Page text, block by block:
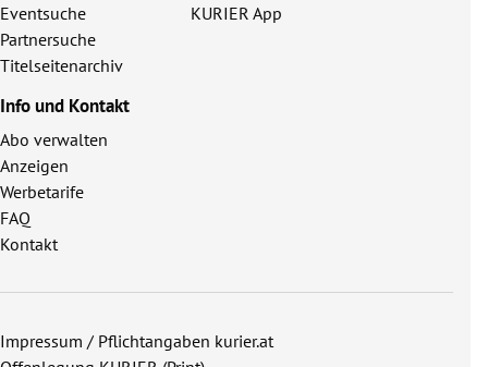
Eventsuche
Partnersuche
Titelseitenarchiv
KURIER App
Info und Kontakt
Abo verwalten
Anzeigen
Werbetarife
FAQ
Kontakt
Impressum / Pflichtangaben kurier.at